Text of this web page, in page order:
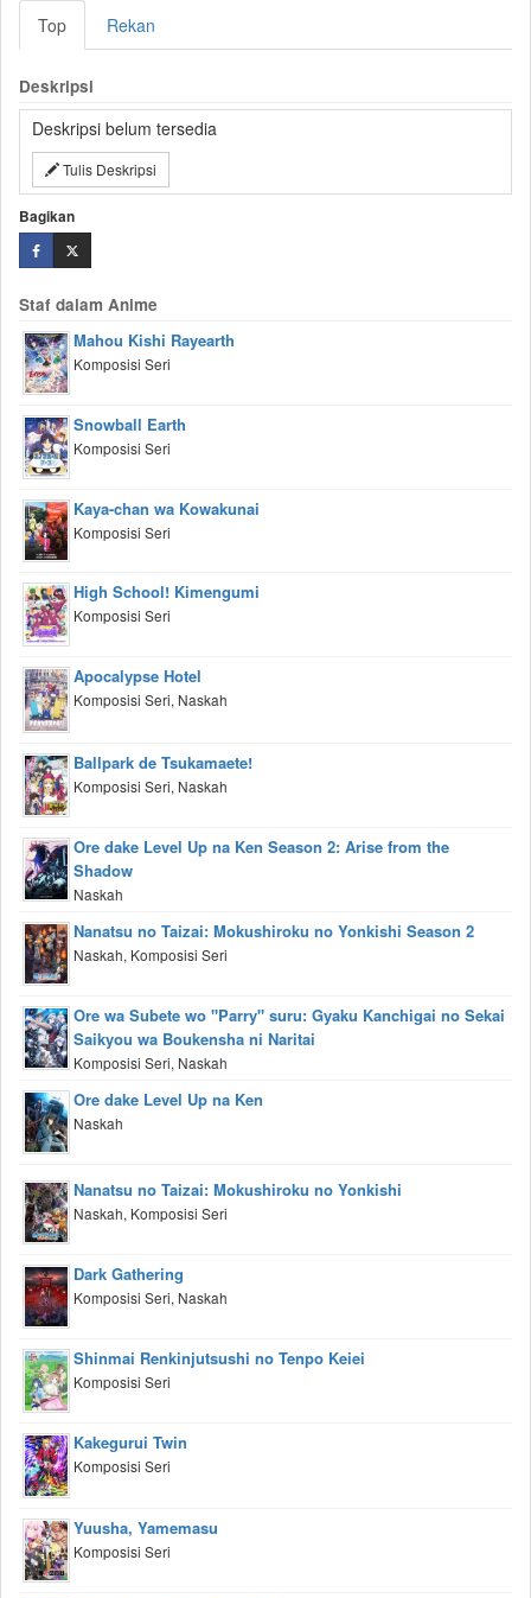
Top Rekan
Deskripsi
Deskripsi belum tersedia
Tulis Deskripsi
Bagikan
Staf dalam Anime
Mahou Kishi Rayearth
Komposisi Seri
Snowball Earth
Komposisi Seri
Kaya-chan wa Kowakunai
Komposisi Seri
High School! Kimengumi
Komposisi Seri
Apocalypse Hotel
Komposisi Seri, Naskah
Ballpark de Tsukamaete!
Komposisi Seri, Naskah
Ore dake Level Up na Ken Season 2: Arise from the
Shadow
Naskah
Nanatsu no Taizai: Mokushiroku no Yonkishi Season 2
Naskah, Komposisi Seri
Ore wa Subete wo "Parry" suru: Gyaku Kanchigai no Sekai
Saikyou wa Boukensha ni Naritai
Komposisi Seri, Naskah
Ore dake Level Up na Ken
Naskah
Nanatsu no Taizai: Mokushiroku no Yonkishi
Naskah, Komposisi Seri
Dark Gathering
Komposisi Seri, Naskah
Shinmai Renkinjutsushi no Tenpo Keiei
Komposisi Seri
Kakegurui Twin
Komposisi Seri
Yuusha, Yamemasu
Komposisi Seri